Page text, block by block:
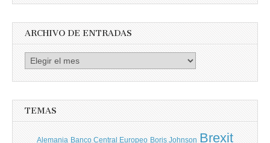
ARCHIVO DE ENTRADAS
Archivo
TEMAS
Alemania Banco Central Europeo Boris Johnson Brexit